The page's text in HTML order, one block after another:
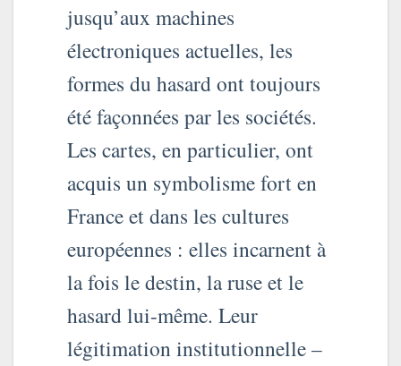
jusqu’aux machines
électroniques actuelles, les
formes du hasard ont toujours
été façonnées par les sociétés.
Les cartes, en particulier, ont
acquis un symbolisme fort en
France et dans les cultures
européennes : elles incarnent à
la fois le destin, la ruse et le
hasard lui-même. Leur
légitimation institutionnelle –